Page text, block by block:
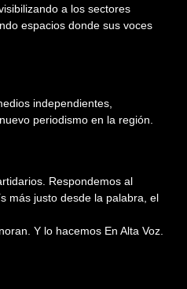
a los sectores
espacios donde sus voces
independientes,
periodismo en la región.
Respondemos al
más justo desde la palabra, el
Y lo hacemos En Alta Voz.